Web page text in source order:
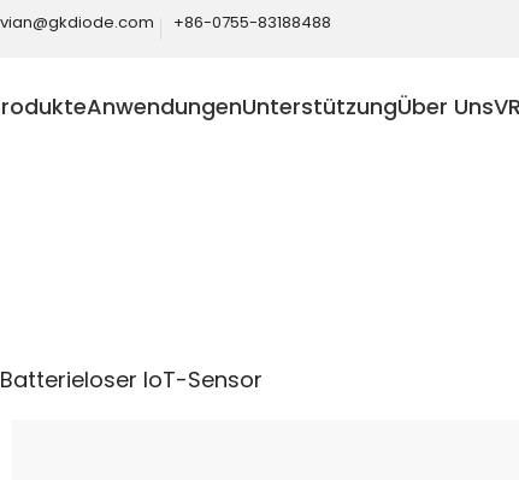
+86-0755-83188488
AnwendungenUnterstützungÜber Uns
Batterieloser IoT-Sensor